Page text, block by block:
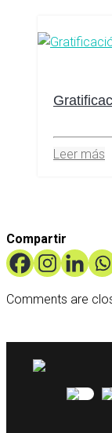
Leer más
Compartir
Comments are